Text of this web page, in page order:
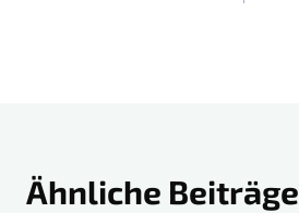
Ähnliche Beiträge